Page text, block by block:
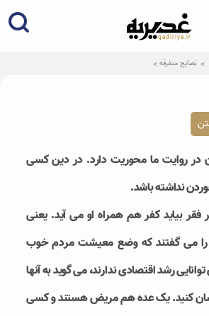
qadiriye.ir
نشریه ی غدیریه-بیانات استاد
نصایح متفرقه
در روایت ما محوریت دارد. در دین کسی
نداشته باشد.
بیاید کفر هم همراه او می آید. یعنی
را می گفتند که وضع معیشت مردم خوب
رشد اقتصادی ندارند، می گوید به آنها
کنید. یک عده هم مریض هستند و کسی